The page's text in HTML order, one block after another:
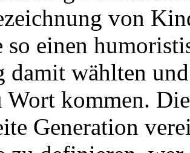
von
so einen
damit wählten
Wort kommen.
Generation